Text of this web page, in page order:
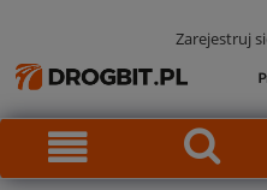
Zarejestruj